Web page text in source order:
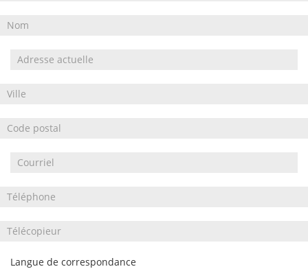
Langue de correspondance